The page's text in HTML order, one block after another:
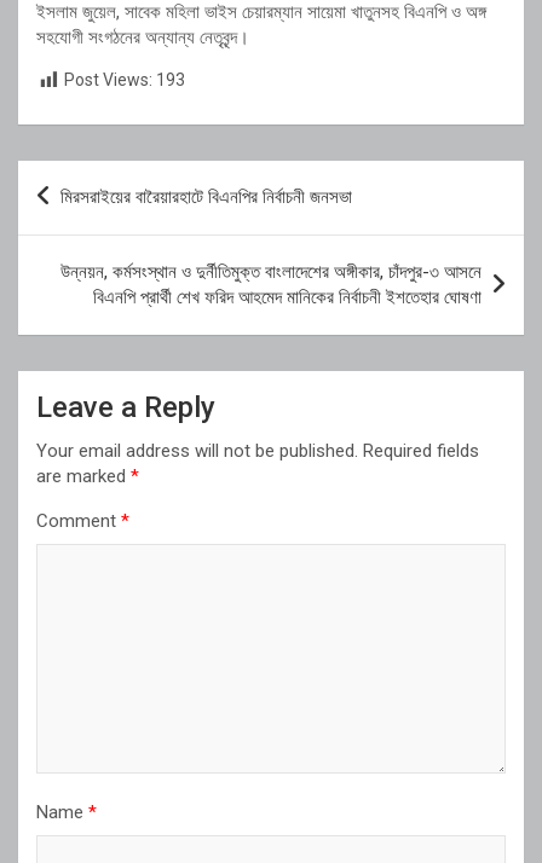
ইসলাম জুয়েল, সাবেক মহিলা ভাইস চেয়ারম্যান সায়েমা খাতুনসহ বিএনপি ও অঙ্গ
সহযোগী সংগঠনের অন্যান্য নেতৃবৃন্দ।
Post Views: 193
Post
মিরসরাইয়ের বারৈয়ারহাটে বিএনপির নির্বাচনী জনসভা
উন্নয়ন, কর্মসংস্থান ও দুর্নীতিমুক্ত বাংলাদেশের অঙ্গীকার, চাঁদপুর-৩ আসনে
বিএনপি প্রার্থী শেখ ফরিদ আহমেদ মানিকের নির্বাচনী ইশতেহার ঘোষণা
Leave a Reply
Your email address will not be published. Required fields
are marked *
Comment *
Name *